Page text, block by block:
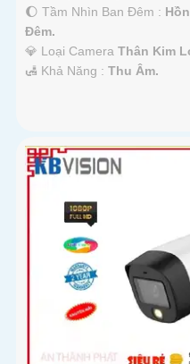
🌔 Tầm Nhìn Ban Đêm :
Đêm.
💎 Loại Camera Thân Kim
️🛃 Khả Năng : Thu Âm.